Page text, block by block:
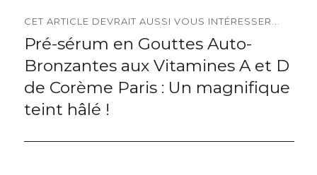
CET ARTICLE DEVRAIT AUSSI VOUS INTÉRESSER...
Next
post:
Pré-sérum en Gouttes Auto-
Bronzantes aux Vitamines A et D
de Corème Paris : Un magnifique
teint hâlé !